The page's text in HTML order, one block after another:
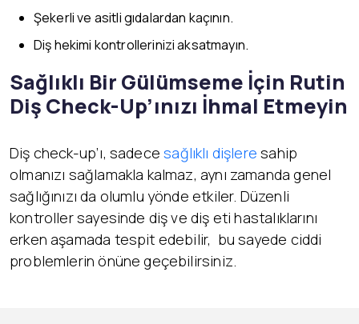
Şekerli ve asitli gıdalardan kaçının.
Diş hekimi kontrollerinizi aksatmayın.
Sağlıklı Bir Gülümseme İçin Rutin
Diş Check-Up’ınızı İhmal Etmeyin
Diş check-up’ı, sadecesağlıklı dişlere sahip
olmanızı sağlamakla kalmaz, aynı zamanda genel
sağlığınızı da olumlu yönde etkiler. Düzenli
kontroller sayesinde diş ve diş eti hastalıklarını
erken aşamada tespit edebilir, bu sayede ciddi
problemlerin önüne geçebilirsiniz.